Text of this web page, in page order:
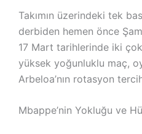
Takımın üzerindeki tek
derbiden hemen önce
17 Mart tarihlerinde iki
yüksek yoğunluklu maç,
Arbeloa’nın rotasyon
Mbappe’nin Yokluğu ve